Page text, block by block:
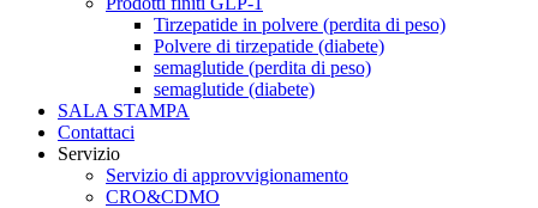
Tirzepatide in polvere (perdita di peso)
Polvere di tirzepatide (diabete)
semaglutide (perdita di peso)
semaglutide (diabete)
SALA STAMPA
Contattaci
Servizio
Servizio di approvvigionamento
CRO&CDMO